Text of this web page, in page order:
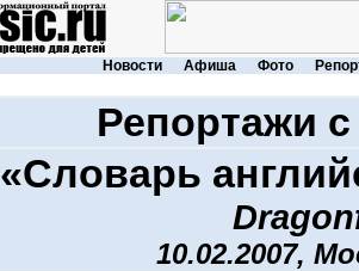
Новости Афиша Фото
Репортажи
«Словарь
10.02.2007,